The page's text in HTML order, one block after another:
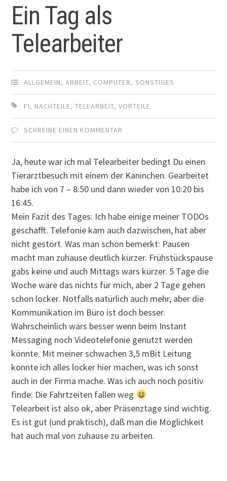
Ein Tag als
Telearbeiter
ALLGEMEIN,ARBEIT, COMPUTER,SONSTIGES
FI, NACHTEILE,TELEARBEIT,VORTEILE
SCHREIBE EINEN KOMMENTAR
Ja, heute war ich mal Telearbeiter bedingt Du einen
Tierarztbesuch mit einem der Kaninchen. Gearbeitet
habe ich von 7 – 8:50 und dann wieder von 10:20 bis
16:45.
Mein Fazit des Tages: Ich habe einige meiner TODOs
geschafft. Telefonie kam auch dazwischen, hat aber
nicht gestört. Was man schon bemerkt: Pausen
macht man zuhause deutlich kürzer. Frühstückspause
gabs keine und auch Mittags wars kürzer. 5 Tage die
Woche wäre das nichts für mich, aber 2 Tage gehen
schon locker. Notfalls natürlich auch mehr, aber die
Kommunikation im Büro ist doch besser.
Wahrscheinlich wärs besser wenn beim Instant
Messaging noch Videotelefonie genutzt werden
könnte. Mit meiner schwachen 3,5 mBit Leitung
konnte ich alles locker hier machen, was ich sonst
auch in der Firma mache. Was ich auch noch positiv
finde: Die Fahrtzeiten fallen weg
Telearbeit ist also ok, aber Präsenztage sind wichtig.
Es ist gut (und praktisch), daß man die Möglichkeit
hat auch mal von zuhause zu arbeiten.